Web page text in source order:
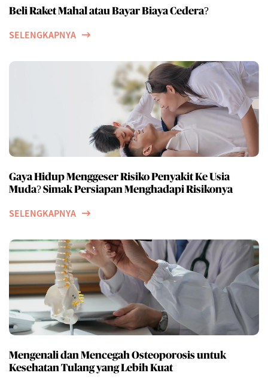
Beli Raket Mahal atau Bayar Biaya Cedera?
SELENGKAPNYA
Gaya Hidup Menggeser Risiko Penyakit Ke Usia
Muda? Simak Persiapan Menghadapi Risikonya
SELENGKAPNYA
Mengenali dan Mencegah Osteoporosis untuk
Kesehatan Tulang yang Lebih Kuat